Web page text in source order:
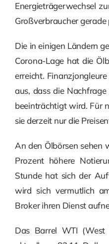
Energieträgerwechsel
Großverbraucher gerade
Die in einigen Ländern
Corona-Lage hat die
erreicht.
aus, dass die
beeinträchtigt wird. Für
sie derzeit nur die
An den Ölbörsen sehen
Prozent höhere
Stunde hat sich der
wird sich vermutlich
Broker ihren Dienst
Das Barrel WTI (West